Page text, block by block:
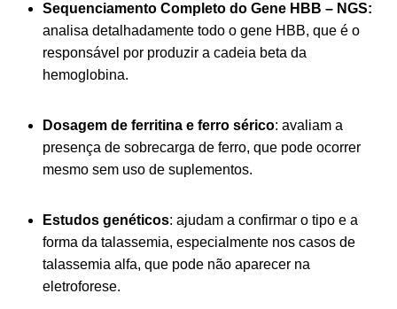
Sequenciamento Completo do Gene HBB – NGS:
analisa detalhadamente todo o gene HBB, que é o
responsável por produzir a cadeia beta da
hemoglobina.
Dosagem de ferritina e ferro sérico: avaliam a
presença de sobrecarga de ferro, que pode ocorrer
mesmo sem uso de suplementos.
Estudos genéticos: ajudam a confirmar o tipo e a
forma da talassemia, especialmente nos casos de
talassemia alfa, que pode não aparecer na
eletroforese.